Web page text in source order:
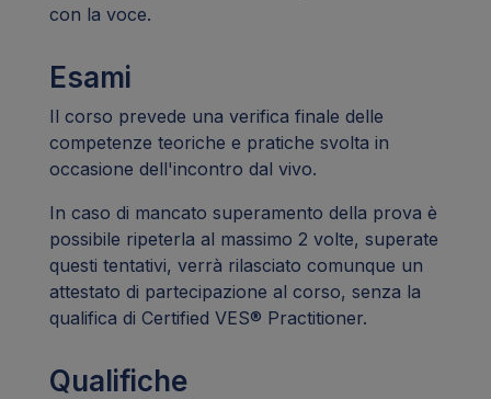
con la voce.
Esami
Il corso prevede una verifica finale delle
competenze teoriche e pratiche svolta in
occasione dell'incontro dal vivo.
In caso di mancato superamento della prova è
possibile ripeterla al massimo 2 volte, superate
questi tentativi, verrà rilasciato comunque un
attestato di partecipazione al corso, senza la
qualifica di Certified VES® Practitioner.
Qualifiche